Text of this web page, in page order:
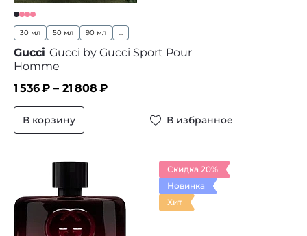
30 мл 50 мл 90 мл ...
Gucci Gucci by Gucci Sport Pour
Homme
1 536₽ – 21 808 ₽
В корзину В избранное
Скидка 20%
Новинка
Хит